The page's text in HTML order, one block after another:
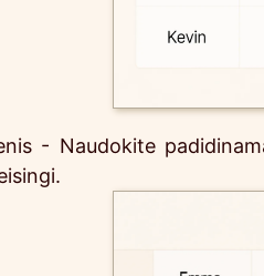
- Naudokite